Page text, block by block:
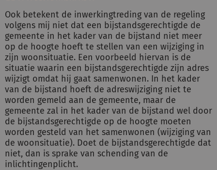
Ook betekent de inwerkingtreding van de regeling
volgens mij niet dat een bijstandsgerechtigde de
gemeente in het kader van de bijstand niet meer
op de hoogte hoeft te stellen van een wijziging in
zijn woonsituatie. Een voorbeeld hiervan is de
situatie waarin een bijstandsgerechtigde zijn adres
wijzigt omdat hij gaat samenwonen. In het kader
van de bijstand hoeft de adreswijziging niet te
worden gemeld aan de gemeente, maar de
gemeente zal in het kader van de bijstand wel door
de bijstandsgerechtigde op de hoogte moeten
worden gesteld van het samenwonen (wijziging van
de woonsituatie). Doet de bijstandsgerechtigde dat
niet, dan is sprake van schending van de
inlichtingenplicht.